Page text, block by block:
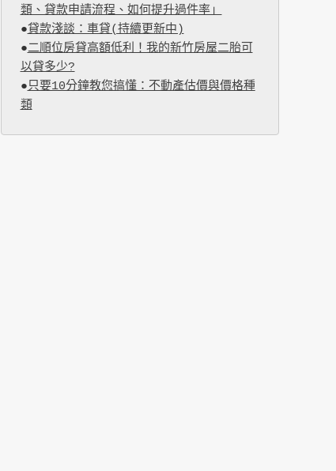
類、貸款申請流程、如何提升過件率」
●貸款淺談：車貸(持續更新中)
●二順位房貸高額低利！我的新竹房屋二胎可
以貸多少?
●只要10分鐘教您搞懂：不動產估價與價格種
類